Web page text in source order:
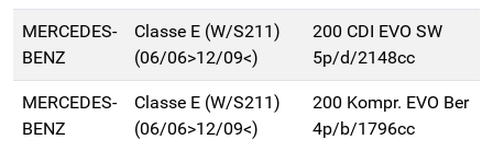
MERCEDES-
BENZ
Classe E (W/S211)
(06/06>12/09<)
200 CDI EVO SW
5p/d/2148cc
MERCEDES-
BENZ
Classe E (W/S211)
(06/06>12/09<)
200 Kompr. EVO Ber
4p/b/1796cc